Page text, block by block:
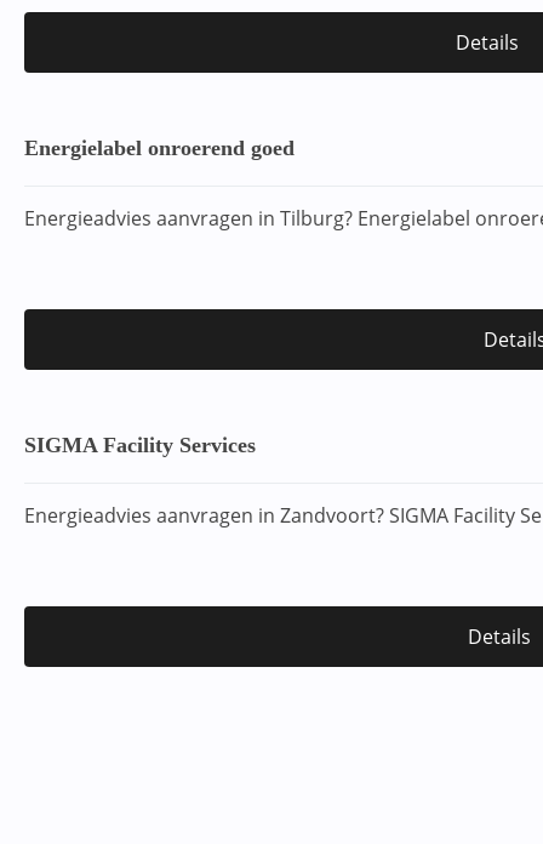
Details
Energielabel onroerend goed
Energieadvies aanvragen in Tilburg? Energielabel
SIGMA Facility Services
Energieadvies aanvragen in Zandvoort? SIGMA Facility
Details